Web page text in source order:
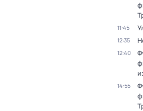
11:45
12:35
12:40
14:55